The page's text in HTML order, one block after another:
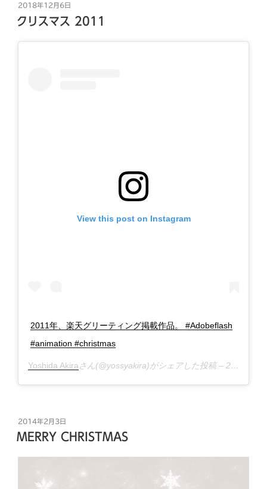
投
稿
日:
2018年12月6日
クリスマス 2011
View this post on Instagram
2011年、楽天グリーティング掲載作品。 #Adobeflash
#animation #christmas
Yoshida Akiraさん(@yossyakira)がシェアした投稿 – 2018年12月月23日午後9時43分PST
投
稿
日:
2014年2月3日
MERRY CHRISTMAS